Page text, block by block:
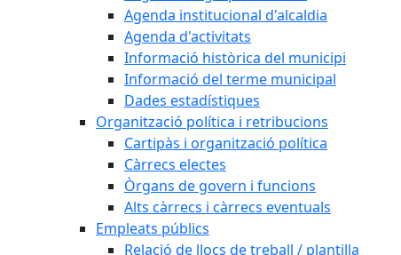
Agenda institucional d'alcaldia
Agenda d'activitats
Informació històrica del municipi
Informació del terme municipal
Dades estadístiques
Organització política i retribucions
Cartipàs i organització política
Càrrecs electes
Òrgans de govern i funcions
Alts càrrecs i càrrecs eventuals
Empleats públics
Relació de llocs de treball / plantilla